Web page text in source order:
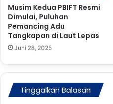
n
G
e
w
i
s
e
o
l
m
u
t
m
Musim Kedua PBIFT Resmi
Dimulai, Puluhan
Pemancing Adu
Tangkapan di Laut Lepas
Juni 28, 2025
Tinggalkan Balasan